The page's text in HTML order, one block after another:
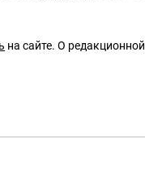
на сайте. О редакционной